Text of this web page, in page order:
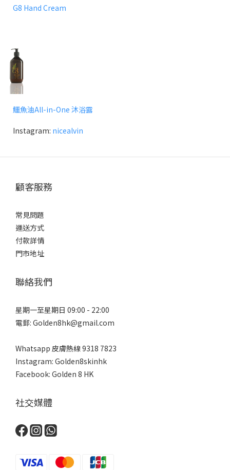
G8 Hand Cream
鱷魚油All-in-One 沐浴露
Instagram: nicealvin
顧客服務
常見問題
運送方式
付款詳情
門市地址
聯絡我們
星期一至星期日 09:00 - 22:00
電郵: Golden8hk@gmail.com
Whatsapp 皮膚熱線 9318 7823
Instagram: Golden8skinhk
Facebook: Golden 8 HK
社交媒體